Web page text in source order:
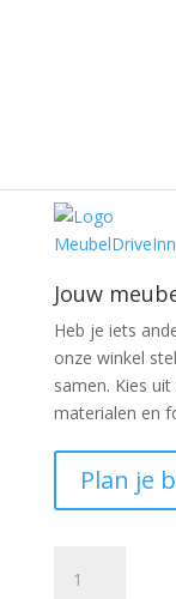
Stoere
acacia
Jouw
Heb je iets
onze winkel
samen. Kies
materialen en
Plan je
Barolo